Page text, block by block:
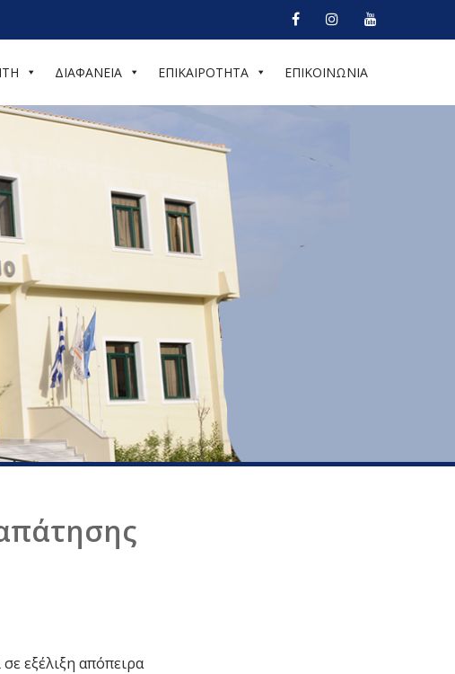
ΔΙΑΦΑΝΕΙΑ ΕΠΙΚΑΙΡΟΤΗΤΑ ΕΠΙΚΟΙΝΩΝΙΑ
εξέλιξη απόπειρα